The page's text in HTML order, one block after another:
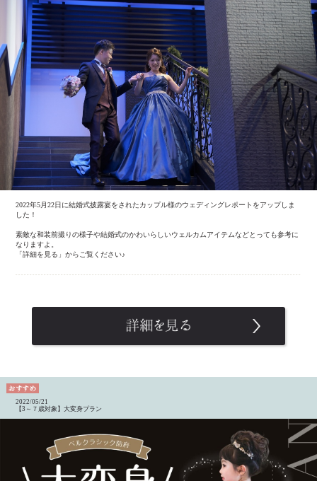
2022年5月22日に結婚式披露宴をされたカップル様のウェディングレポートをアップしま
した！
素敵な和装前撮りの様子や結婚式のかわいらしいウェルカムアイテムなどとっても参考に
なりますよ。
「詳細を見る」からご覧ください♪
2022/05/21
【3～７歳対象】大変身プラン